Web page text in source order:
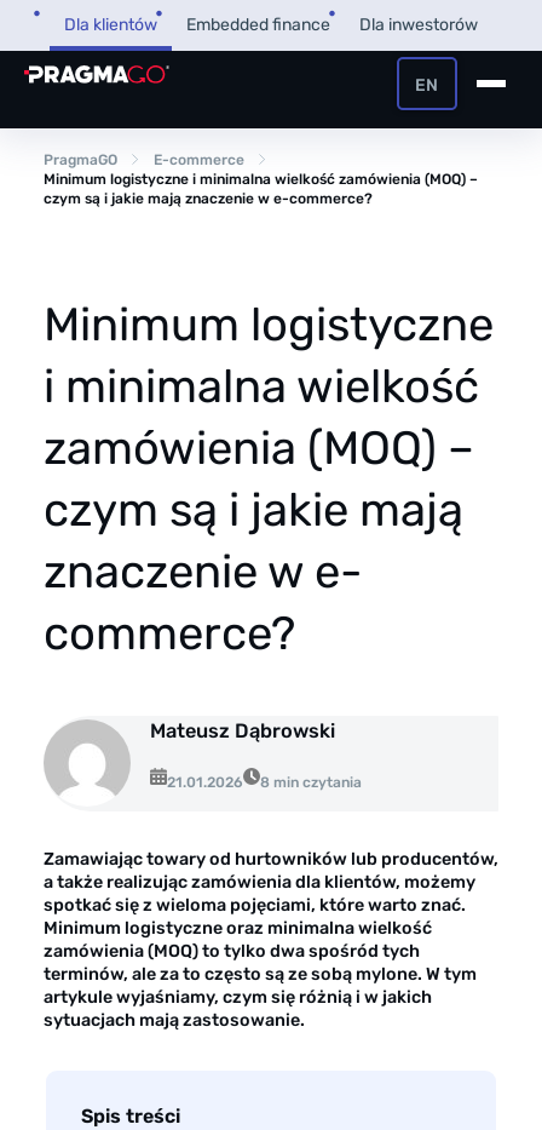
Przejdź
treści
Dla klientów Embedded finance Dla inwestorów
Pożyczka dla firm
PragmaPay
Wiedza
Poradnik
Przegląd Pragmatyczny
O nas
O firmie
Dla mediów
EN
+48 32 450 02 22
Strefa Klienta i Płatnika
PragmaGO
E-commerce
Minimum logistyczne i minimalna wielkość zamówienia (MOQ) –
czym są i jakie mają znaczenie w e-commerce?
Minimum logistyczne
i minimalna wielkość
zamówienia (MOQ) –
czym są i jakie mają
znaczenie w e-
commerce?
Mateusz Dąbrowski
21.01.2026 8 min czytania
Zamawiając towary od hurtowników lub producentów,
a także realizując zamówienia dla klientów, możemy
spotkać się z wieloma pojęciami, które warto znać.
Minimum logistyczne oraz minimalna wielkość
zamówienia (MOQ) to tylko dwa spośród tych
terminów, ale za to często są ze sobą mylone. W tym
artykule wyjaśniamy, czym się różnią i w jakich
sytuacjach mają zastosowanie.
Spis treści